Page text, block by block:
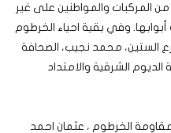
المركبات والمواطنين على غير
وفي بقية احياء الخرطوم
الستين، محمد نجيب، الصحافة
الشرقية والامتداد
الخرطوم ، عثمان احمد